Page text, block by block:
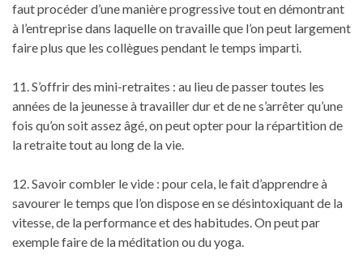
faut procéder d’une manière progressive tout en démontrant
à l’entreprise dans laquelle on travaille que l’on peut largement
faire plus que les collègues pendant le temps imparti.
11. S’offrir des mini-retraites : au lieu de passer toutes les
années de la jeunesse à travailler dur et de ne s’arrêter qu’une
fois qu’on soit assez âgé, on peut opter pour la répartition de
la retraite tout au long de la vie.
12. Savoir combler le vide : pour cela, le fait d’apprendre à
savourer le temps que l’on dispose en se désintoxiquant de la
vitesse, de la performance et des habitudes. On peut par
exemple faire de la méditation ou du yoga.